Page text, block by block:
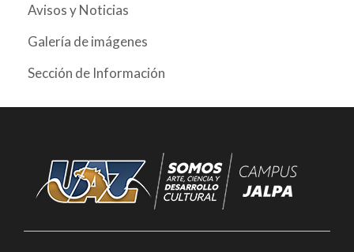
Avisos y Noticias
Galería de imágenes
Sección de Información